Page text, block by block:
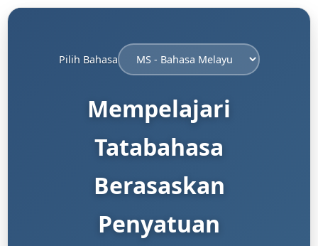
Pilih Bahasa
Mempelajari
Tatabahasa
Berasaskan
Penyatuan